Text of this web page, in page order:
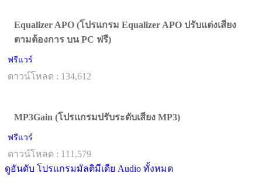
Equalizer APO (โปรแกรม Equalizer APO ปรับแต่งเสียง
ตามต้องการ บน PC ฟรี)
ฟรีแวร์
ดาวน์โหลด : 134,612
MP3Gain (โปรแกรมปรับระดับเสียง MP3)
ฟรีแวร์
ดาวน์โหลด : 111,579
ดูอันดับ โปรแกรมมัลติมีเดีย Audio ทั้งหมด